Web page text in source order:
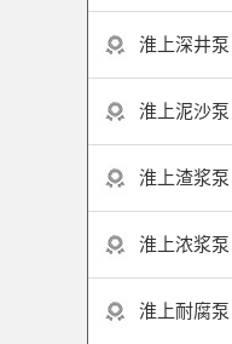
淮上深井泵
淮上泥沙泵
淮上渣浆泵
淮上浓浆泵
淮上耐腐泵